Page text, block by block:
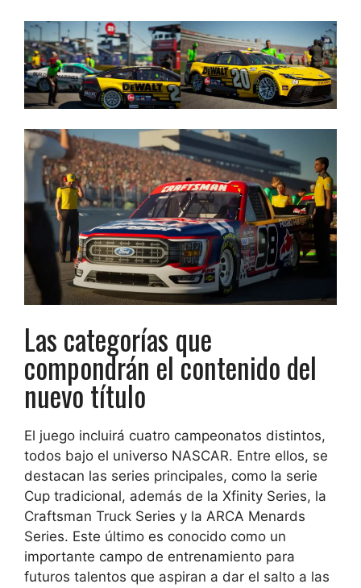
Las categorías que
compondrán el contenido del
nuevo título
El juego incluirá cuatro campeonatos distintos,
todos bajo el universo NASCAR. Entre ellos, se
destacan las series principales, como la serie
Cup tradicional, además de la Xfinity Series, la
Craftsman Truck Series y la ARCA Menards
Series. Este último es conocido como un
importante campo de entrenamiento para
futuros talentos que aspiran a dar el salto a las